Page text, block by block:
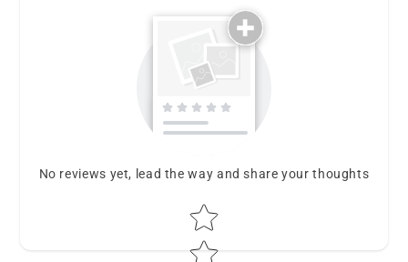
No reviews yet, lead the way and share your thoughts
Star rating